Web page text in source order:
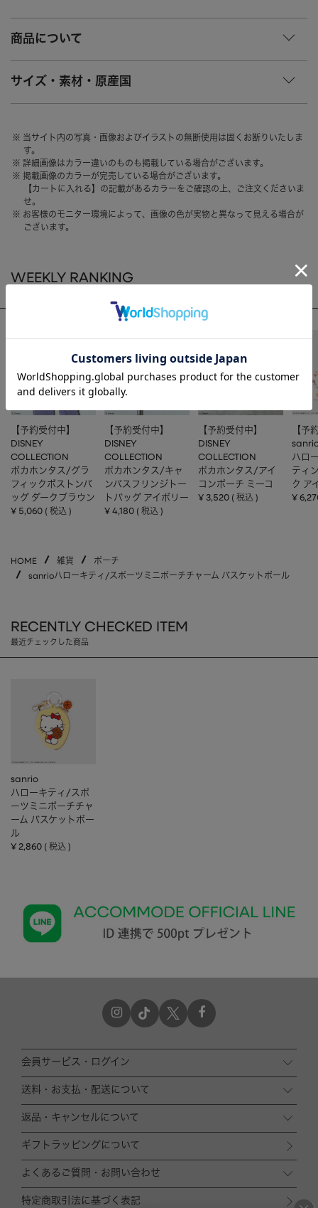
MOBILEモバイル
ALL すべて
I PHONE CASEiPhoneケース
PC/TABLETPC・タブレット
STRAP ストラップ
OTHERその他
ACCESSORYアクセサリー
PIERCEピアス
HAIR ACCESSORY ヘアアクセサリー
BAGバッグ
FASHIONファッション
GOODS 雑貨
MOBILE モバイル
ACCESSORYアクセサリー
商品について
サイズ・素材・原産国
当サイト内の写真・画像およびイラストの無断使用は固くお断りいたしま
す。
詳細画像はカラー違いのものも掲載している場合がございます。
掲載画像のカラーが完売している場合がございます。
【カートに入れる】の記載があるカラーをご確認の上、ご注文くださいま
せ。
お客様のモニター環境によって、画像の色が実物と異なって見える場合が
ございます。
WEEKLY RANKING
【予約受付中】
DISNEY
COLLECTION
ポカホンタス/グラ
フィックボストンバ
ッグ ダークブラウン
¥ 5,060 税込
【予約受付中】
DISNEY
COLLECTION
ポカホンタス/キャ
ンバスフリンジトー
トバッグ アイボリー
¥ 4,180 税込
【予約受付中】
DISNEY
COLLECTION
ポカホンタス/アイ
コンポーチ ミーコ
¥ 3,520 税込
【予
ハロ
ティ
ク ア
¥
HOME 雑貨
ポーチ
sanrioハローキティ/スポーツミニポーチチャーム バスケットボール
RECENTLY CHECKED ITEM
最近チェックした商品
sanrio
ハローキティ/スポ
ーツミニポーチチャ
ーム バスケットボー
ル
¥ 2,860 税込
会員サービス・ログイン
送料・お支払・配送について
返品・キャンセルについて
ギフトラッピングについて
よくあるご質問・お問い合わせ
特定商取引法に基づく表記